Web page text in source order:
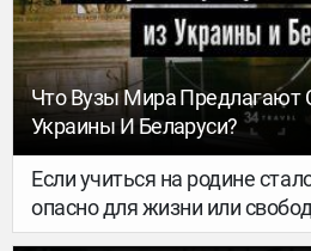
Что Вузы Мира Предлагают
Украины И Беларуси?
Если учиться на родине
опасно для жизни или
варианты за рубежом и